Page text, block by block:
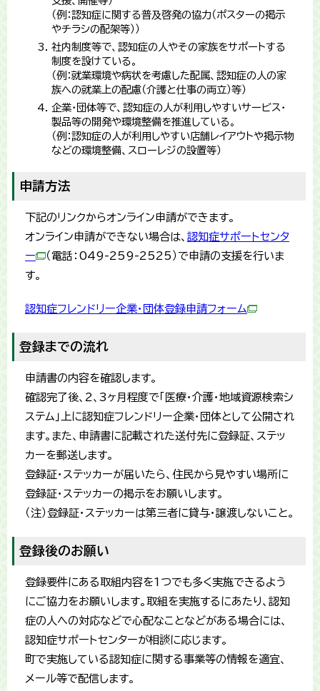
（例：認知症に関する普及啓発の協力（ポスターの掲示
やチラシの配架等））
社内制度等で、認知症の人やその家族をサポートする
制度を設けている。
（例：就業環境や病状を考慮した配属、認知症の人の家
族への就業上の配慮（介護と仕事の両立）等）
企業・団体等で、認知症の人が利用しやすいサービス・
製品等の開発や環境整備を推進している。
（例：認知症の人が利用しやすい店舗レイアウトや掲示物
などの環境整備、スローレジの設置等）
申請方法
下記のリンクからオンライン申請ができます。
オンライン申請ができない場合は、 認知症サポートセンタ
ー
（電話：049-259-2525）で申請の支援を行いま
す。
認知症フレンドリー企業・団体登録申請フォーム
登録までの流れ
申請書の内容を確認します。
確認完了後、2、3ヶ月程度で「医療・介護・地域資源検索シ
ステム」上に認知症フレンドリー企業・団体として公開され
ます。また、申請書に記載された送付先に登録証、ステッ
カーを郵送します。
登録証・ステッカーが届いたら、住民から見やすい場所に
登録証・ステッカーの掲示をお願いします。
（注）登録証・ステッカーは第三者に貸与・譲渡しないこと。
登録後のお願い
登録要件にある取組内容を1つでも多く実施できるよう
にご協力をお願いします。取組を実施するにあたり、認知
症の人への対応などで心配なことなどがある場合には、
認知症サポートセンターが相談に応じます。
町で実施している認知症に関する事業等の情報を適宜、
メール等で配信します。